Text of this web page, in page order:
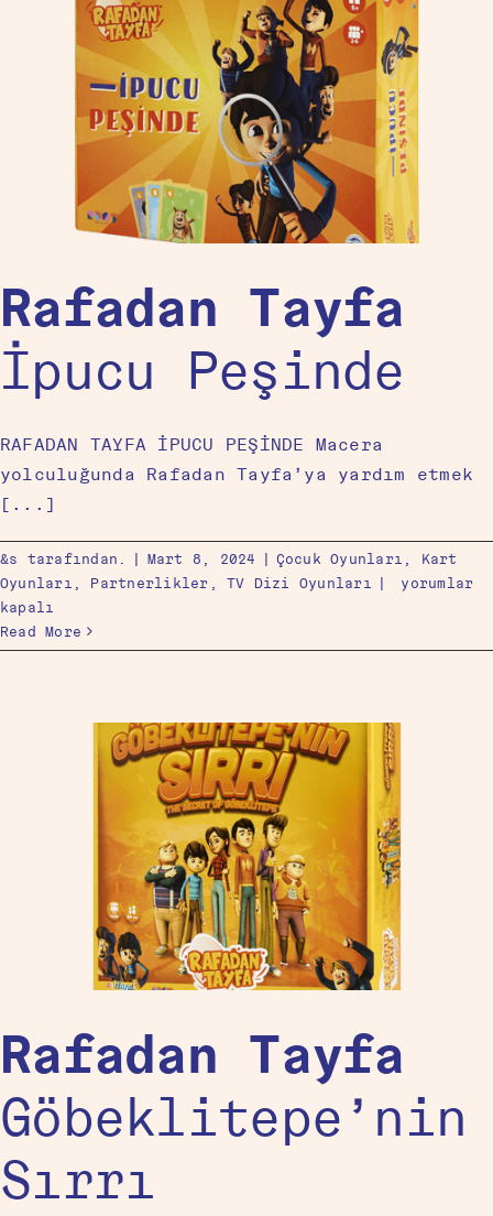
Rafadan Tayfa
İpucu Peşinde
RAFADAN TAYFA İPUCU PEŞİNDE Macera
yolculuğunda Rafadan Tayfa’ya yardım etmek
[...]
&s tarafından. | Mart 8, 2024 | Çocuk Oyunları , Kart
Oyunları , Partnerlikler ,TV Dizi Oyunları |
yorumlar
kapalı
Read More
Rafadan Tayfa
Göbeklitepe’nin
Sırrı